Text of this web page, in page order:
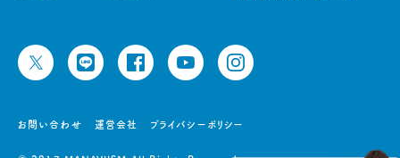
お問い合わせ 運営会社 プライバシーポリシー